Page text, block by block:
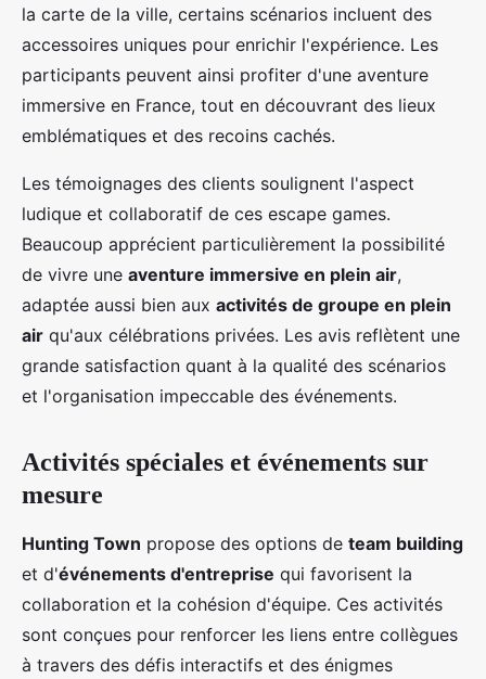
la carte de la ville, certains scénarios incluent des
accessoires uniques pour enrichir l'expérience. Les
participants peuvent ainsi profiter d'une aventure
immersive en France, tout en découvrant des lieux
emblématiques et des recoins cachés.
Les témoignages des clients soulignent l'aspect
ludique et collaboratif de ces escape games.
Beaucoup apprécient particulièrement la possibilité
de vivre une aventure immersive en plein air,
adaptée aussi bien aux activités de groupe en plein
air qu'aux célébrations privées. Les avis reflètent une
grande satisfaction quant à la qualité des scénarios
et l'organisation impeccable des événements.
Activités spéciales et événements sur
mesure
Hunting Town propose des options de team building
et d'événements d'entreprise qui favorisent la
collaboration et la cohésion d'équipe. Ces activités
sont conçues pour renforcer les liens entre collègues
à travers des défis interactifs et des énigmes